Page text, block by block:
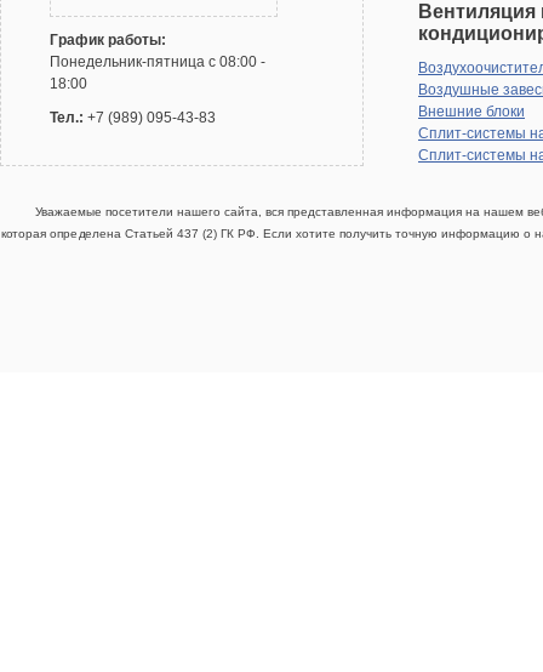
График работы:
Понедельник-пятница с 08:00 -
18:00
Тел.: +7 (989) 095-43-83
Вентиляция
Воздушные
Внешние блоки
Сплит-системы
Сплит-системы
Уважаемые посетители нашего сайта, вся представленная информация на нашем
которая определена Статьей 437 (2) ГК РФ. Если хотите получить точную информацию о